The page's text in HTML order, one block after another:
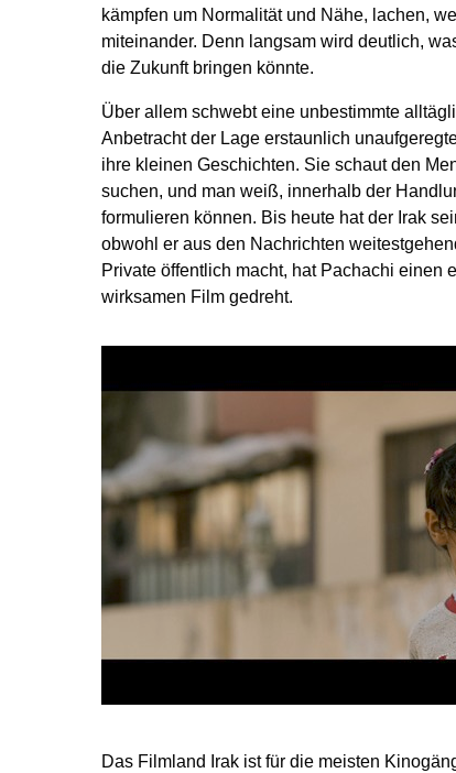
kämpfen um Normalität und Nähe, lachen,
miteinander. Denn langsam wird deutlich,
die Zukunft bringen könnte.
Über allem schwebt eine unbestimmte
Anbetracht der Lage erstaunlich
ihre kleinen Geschichten. Sie schaut den
suchen, und man weiß, innerhalb der
formulieren können. Bis heute hat der Irak
obwohl er aus den Nachrichten
Private öffentlich macht, hat Pachachi einen
wirksamen Film gedreht.
Das Filmland Irak ist für die meisten